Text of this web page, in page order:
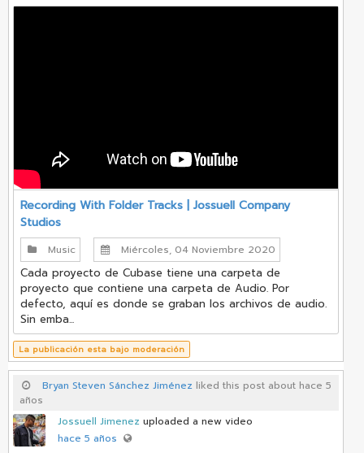
Recording With Folder Tracks | Jossuell Company
Studios
Music Miércoles, 04 Noviembre 2020
Cada proyecto de Cubase tiene una carpeta de
proyecto que contiene una carpeta de Audio. Por
defecto, aquí es donde se graban los archivos de audio.
Sin emba...
La publicación esta bajo moderación
Bryan Steven Sánchez Jiménez liked this post about hace 5
años
Jossuell Jimenez uploaded a new video
hace 5 años